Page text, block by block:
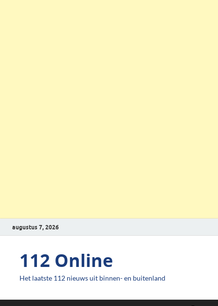
augustus 7, 2026
112 Online
Het laatste 112 nieuws uit binnen- en buitenland